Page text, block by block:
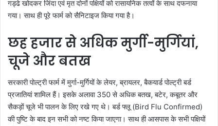
गड्ढे खोदकर जिंदा एवं मृत दोनों पक्षियों को रासायनिक तत्वों के साथ दफनाया
गया। साथ ही पूरे फार्म को सैनिटाइज किया गया है।
छह हजार से अधिक मुर्गी-मुर्गियां,
चूजे और बतख
सरकारी पोल्ट्री फार्म में मुर्गा-मुर्गियों के लेयर, ब्रायलर, बैकयार्ड पोल्ट्री बर्ड
प्रजातियां शामिल हैं। इसके अलावा 350 से अधिक बतख, बटेर, कबूतर और
सैकड़ों चूजे भी पालन के लिए रखे गए थे। बर्ड फ्लू (Bird Flu Confirmed)
की पुष्टि के बाद इन सभी को नष्ट किया जाएगा। साथ ही आसपास के सभी पक्षियों